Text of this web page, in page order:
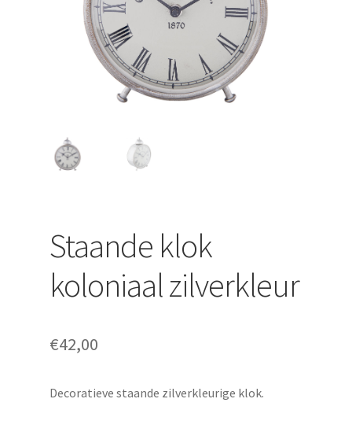
Staande klok
koloniaal zilverkleur
€42,00
Decoratieve staande zilverkleurige klok.